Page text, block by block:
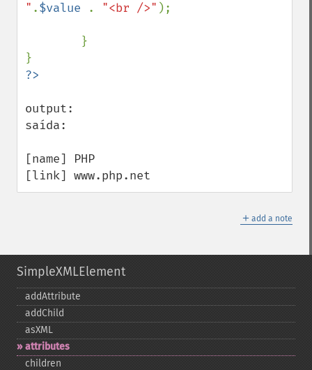
" .$value . "<br />" );
output:
saída:
[name] PHP
[link] www.php.net
＋ add a note
SimpleXMLElement
addAttribute
addChild
asXML
attributes
children